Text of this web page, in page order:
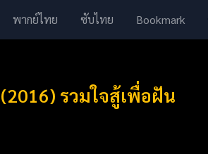
พากย์ไทย ซับไทย Bookmark
รวมใจสู้เพื่อฝัน